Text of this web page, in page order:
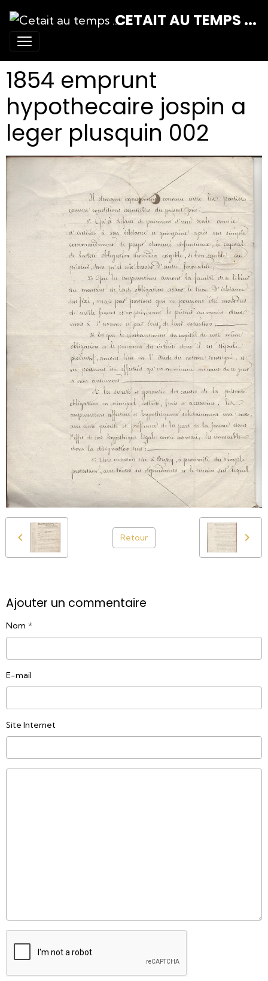
CETAIT AU TEMPS ...
1854 emprunt
hypothecaire jospin a
leger plusquin 002
Retour
Ajouter un commentaire
Nom
E-mail
Site Internet